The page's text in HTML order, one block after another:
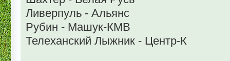
Ливерпуль - Альянс
Рубин - Машук-КМВ
Телеханский Лыжник - Центр-К